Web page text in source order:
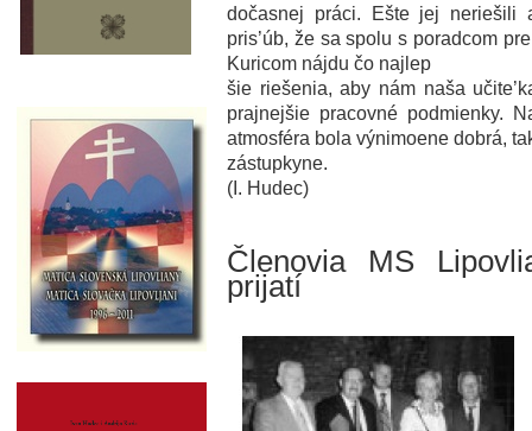
dočasnej práci. Ešte jej neriešili
pris’úb, že sa spolu s poradcom
Kuricom nájdu čo najlep
šie riešenia, aby nám naša
prajnejšie pracovné podmienky.
atmosféra bola výnimoene dobrá,
zástupkyne.
(I. Hudec)
Členovia MS
prijatí